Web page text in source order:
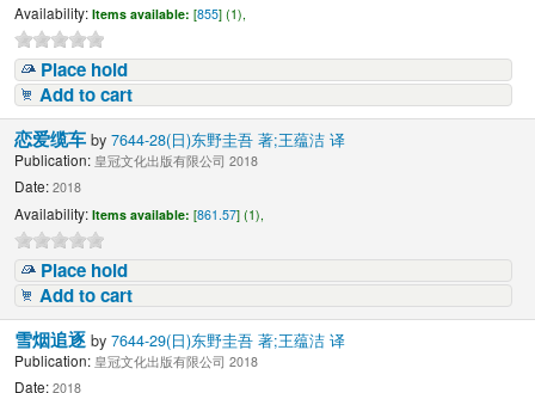
Availability: Items available: [855] (1),
Place hold
Add to cart
恋爱缆车by7644-28(日)东野圭吾 著;王蕴洁 译
Publication: 皇冠文化出版有限公司 2018
Date: 2018
Availability: Items available: [861.57] (1),
Place hold
Add to cart
雪烟追逐by7644-29(日)东野圭吾 著;王蕴洁 译
Publication: 皇冠文化出版有限公司 2018
Date: 2018